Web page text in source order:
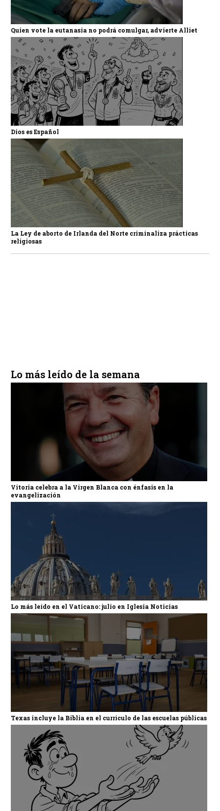
Quien vote la eutanasia no podrá comulgar, advierte Alliet
Dios es Español
La Ley de aborto de Irlanda del Norte criminaliza prácticas
religiosas
Lo más leído de la semana
Vitoria celebra a la Virgen Blanca con énfasis en la
evangelización
Lo más leído en el Vaticano: julio en Iglesia Noticias
Texas incluye la Biblia en el currículo de las escuelas públicas